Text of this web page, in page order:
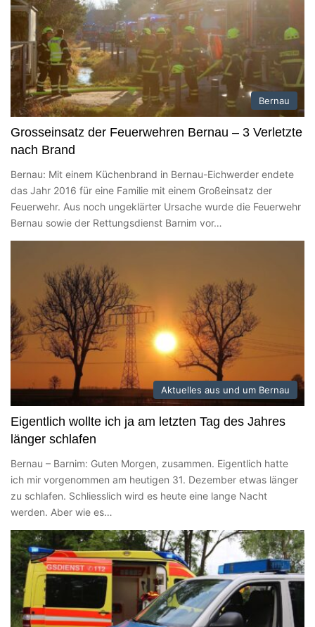
Bernau
Grosseinsatz der Feuerwehren Bernau – 3 Verletzte
nach Brand
Bernau: Mit einem Küchenbrand in Bernau-Eichwerder endete
das Jahr 2016 für eine Familie mit einem Großeinsatz der
Feuerwehr. Aus noch ungeklärter Ursache wurde die Feuerwehr
Bernau sowie der Rettungsdienst Barnim vor…
Aktuelles aus und um Bernau
Eigentlich wollte ich ja am letzten Tag des Jahres
länger schlafen
Bernau – Barnim: Guten Morgen, zusammen. Eigentlich hatte
ich mir vorgenommen am heutigen 31. Dezember etwas länger
zu schlafen. Schliesslich wird es heute eine lange Nacht
werden. Aber wie es…